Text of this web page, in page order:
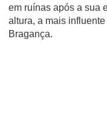
em ruí­nas após a sua
altura, a mais
Bragança.